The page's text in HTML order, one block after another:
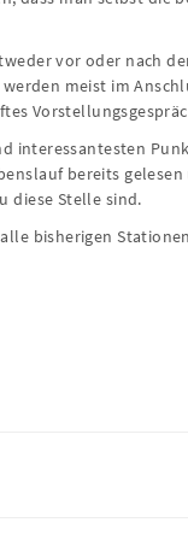
vor oder nach
meist im
interessantesten
bereits
diese Stelle sind.
bisherigen